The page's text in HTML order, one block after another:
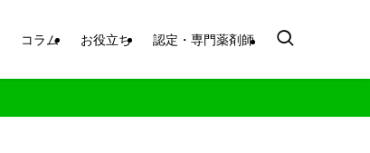
コラム お役立ち 認定・専門薬剤師